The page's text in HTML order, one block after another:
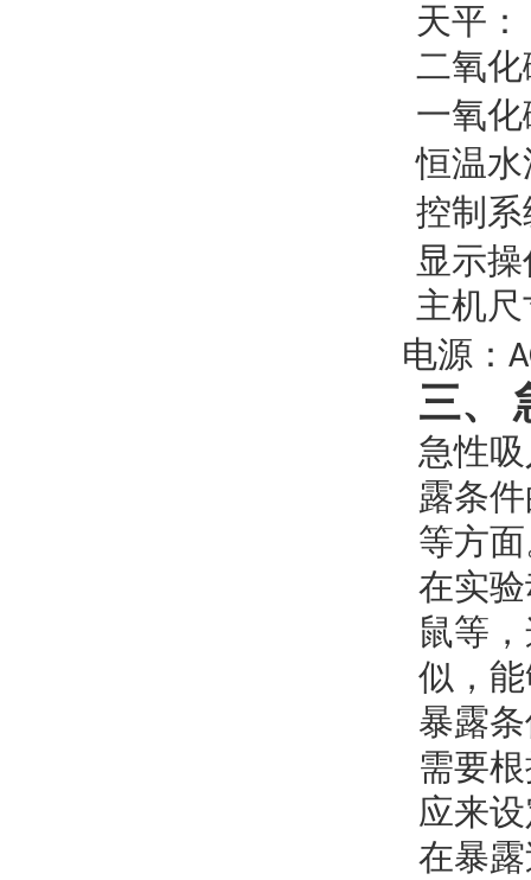
天平
二氧
一氧
恒温
控制
显示
主机尺
电源：
三、
急性
露条
等方
在实
鼠等
似，
暴露
需要
应来
在暴